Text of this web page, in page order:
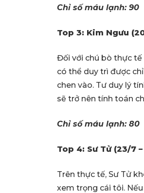
Chỉ số máu lạnh: 90
Top 3: Kim Ngưu
Đối với chú bò thực
có thể duy trì được
chen vào. Tư duy lý
sẽ trở nên tính toán
Chỉ số máu lạnh: 80
Top 4: Sư Tử (23/7
Trên thực tế, Sư Tử
xem trọng cái tôi.